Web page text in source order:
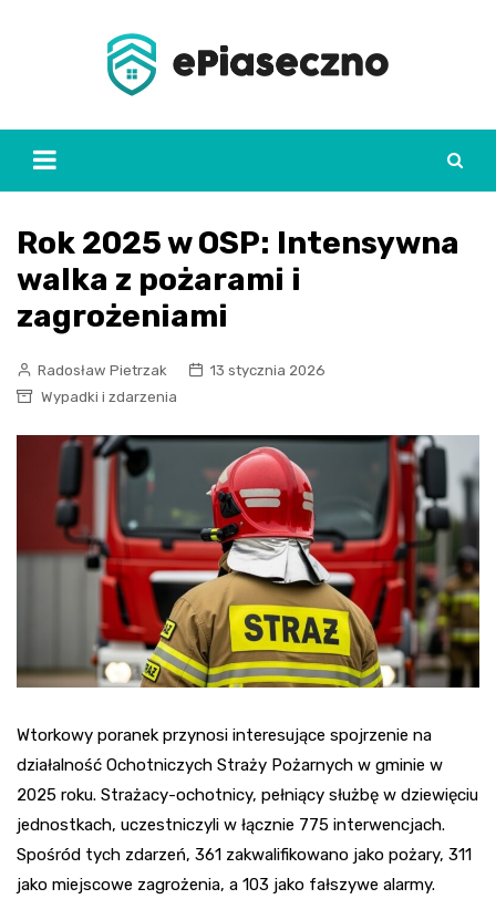
Rok 2025 w OSP: Intensywna
walka z pożarami i
zagrożeniami
Radosław Pietrzak
13 stycznia 2026
Wypadki i zdarzenia
Wtorkowy poranek przynosi interesujące spojrzenie na
działalność Ochotniczych Straży Pożarnych w gminie w
2025 roku. Strażacy-ochotnicy, pełniący służbę w dziewięciu
jednostkach, uczestniczyli w łącznie 775 interwencjach.
Spośród tych zdarzeń, 361 zakwalifikowano jako pożary, 311
jako miejscowe zagrożenia, a 103 jako fałszywe alarmy.